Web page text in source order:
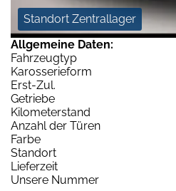
Standort Zentrallager
Allgemeine Daten:
Fahrzeugtyp
Karosserieform
Erst-Zul.
Getriebe
Kilometerstand
Anzahl der Türen
Farbe
Standort
Lieferzeit
Unsere Nummer